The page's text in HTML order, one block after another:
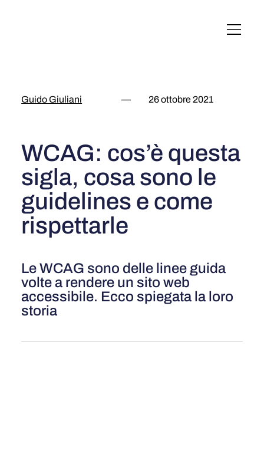
Guido Giuliani — 26 ottobre 2021
WCAG: cos’è questa
sigla, cosa sono le
guidelines e come
rispettarle
Le WCAG sono delle linee guida
volte a rendere un sito web
accessibile. Ecco spiegata la loro
storia